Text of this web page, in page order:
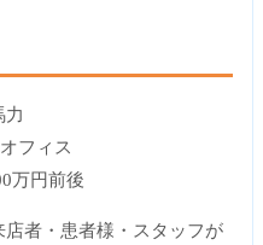
力
フィス
万円前後
者・患者様・スタッフが